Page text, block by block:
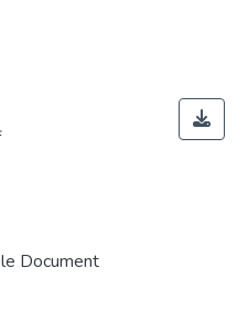
Document